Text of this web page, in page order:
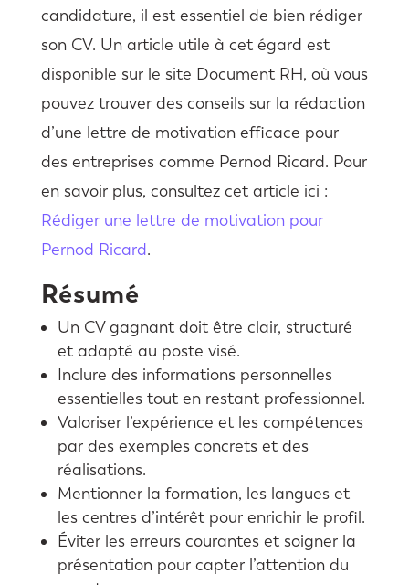
candidature, il est essentiel de bien rédiger
son CV. Un article utile à cet égard est
disponible sur le site Document RH, où vous
pouvez trouver des conseils sur la rédaction
d’une lettre de motivation efficace pour
des entreprises comme Pernod Ricard. Pour
en savoir plus, consultez cet article ici :
Rédiger une lettre de motivation pour
Pernod Ricard.
Résumé
Un CV gagnant doit être clair, structuré
et adapté au poste visé.
Inclure des informations personnelles
essentielles tout en restant professionnel.
Valoriser l’expérience et les compétences
par des exemples concrets et des
réalisations.
Mentionner la formation, les langues et
les centres d’intérêt pour enrichir le profil.
Éviter les erreurs courantes et soigner la
présentation pour capter l’attention du